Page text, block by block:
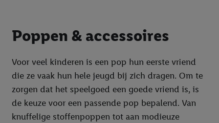
Poppen & accessoires
Voor veel kinderen is een pop hun eerste vriend
die ze vaak hun hele jeugd bij zich dragen. Om te
zorgen dat het speelgoed een goede vriend is, is
de keuze voor een passende pop bepalend. Van
knuffelige stoffenpoppen tot aan modieuze